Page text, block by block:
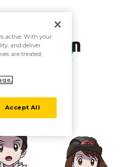
active. With your
and deliver
are treated,
Accept All